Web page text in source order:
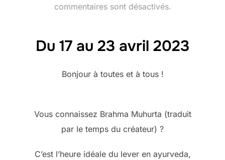
le
commentaires sont désactivés.
Du 17 au 23 avril 2023
Bonjour à toutes et à tous !
Vous connaissez Brahma Muhurta (traduit
par le temps du créateur) ?
C’est l’heure idéale du lever en ayurveda,